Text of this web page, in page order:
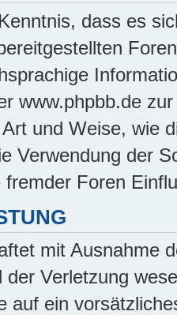
dass es
www.phpbb.de
und Weise, wie
Verwendung der
Foren
mit Ausnahme
der Verletzung
auf ein